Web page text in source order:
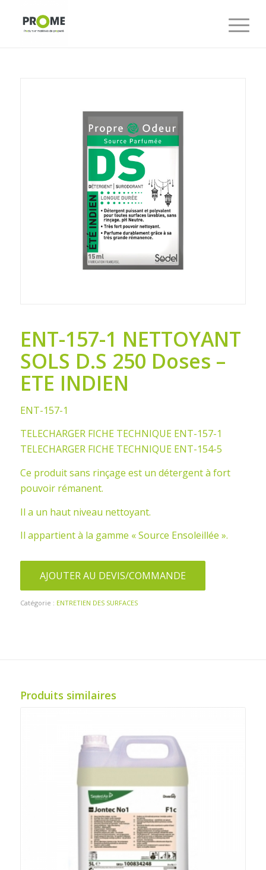
ENT-157-1 NETTOYANT
SOLS D.S 250 Doses –
ETE INDIEN
ENT-157-1
TELECHARGER FICHE TECHNIQUE ENT-157-1
TELECHARGER FICHE TECHNIQUE ENT-154-5
Ce produit sans rinçage est un détergent à fort
pouvoir rémanent.
Il a un haut niveau nettoyant.
Il appartient à la gamme « Source Ensoleillée ».
AJOUTER AU DEVIS/COMMANDE
Catégorie : ENTRETIEN DES SURFACES
Produits similaires